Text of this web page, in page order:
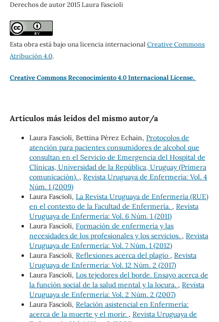
Derechos de autor 2015 Laura Fascioli
Esta obra está bajo una licencia internacional Creative Commons
Atribución 4.0.
Creative Commons Reconocimiento 4.0 Internacional License.
Artículos más leídos del mismo autor/a
Laura Fascioli, Bettina Pérez Echain, Protocolos de
atención para pacientes consumidores de alcohol que
consultan en el Servicio de Emergencia del Hospital de
Clínicas, Universidad de la República, Uruguay (Primera
comunicación). , Revista Uruguaya de Enfermería: Vol. 4
Núm. 1 (2009)
Laura Fascioli, La Revista Uruguaya de Enfermería (RUE)
en el contexto de la Facultad de Enfermería. , Revista
Uruguaya de Enfermería: Vol. 6 Núm. 1 (2011)
Laura Fascioli, Formación de enfermería y las
necesidades de los profesionales y los servicios. , Revista
Uruguaya de Enfermería: Vol. 7 Núm. 1 (2012)
Laura Fascioli, Reflexiones acerca del plagio , Revista
Uruguaya de Enfermería: Vol. 12 Núm. 2 (2017)
Laura Fascioli, Los tejedores del borde. Ensayo acerca de
la función social de la salud mental y la locura. , Revista
Uruguaya de Enfermería: Vol. 2 Núm. 2 (2007)
Laura Fascioli, Relación asistencial en Enfermería:
acerca de la muerte y el morir. , Revista Uruguaya de